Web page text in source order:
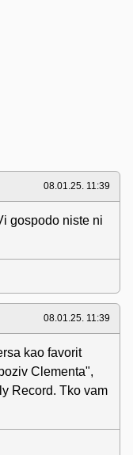
08.01.25. 11:39
gospodo niste ni
08.01.25. 11:39
kao favorit
Clementa",
Record. Tko vam